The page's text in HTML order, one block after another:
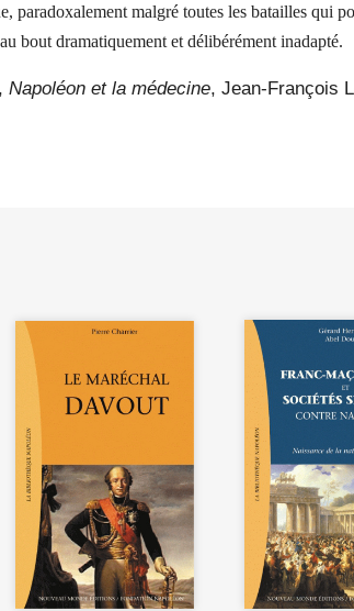
malgré toutes les batailles qui
bout dramatiquement et délibérément inadapté.
Napoléon et la médecine, Jean-François